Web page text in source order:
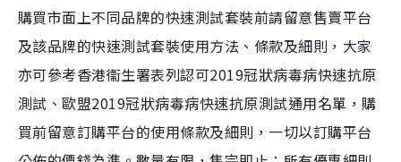
購買市面上不同品牌的快速測試套裝前請留意售賣平台
及該品牌的快速測試套裝使用方法、條款及細則，大家
亦可參考香港衞生署表列認可2019冠狀病毒病快速抗原
測試、歐盟2019冠狀病毒病快速抗原測試通用名單，購
買前留意訂購平台的使用條款及細則，一切以訂購平台